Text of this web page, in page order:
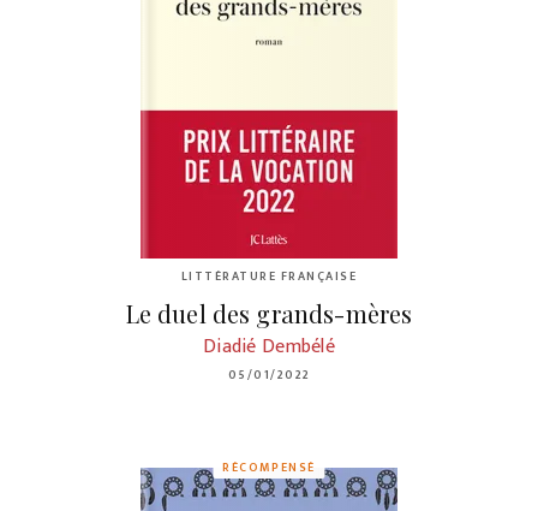
LITTÉRATURE FRANÇAISE
Le duel des grands-mères
Diadié Dembélé
05/01/2022
RÉCOMPENSÉ